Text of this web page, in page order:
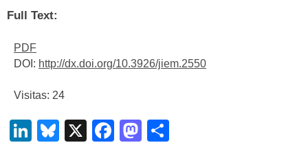
Full Text:
PDF
DOI: http://dx.doi.org/10.3926/jiem.2550
Visitas: 24
LinkedIn
Bluesky
X Facebook
Mastodon